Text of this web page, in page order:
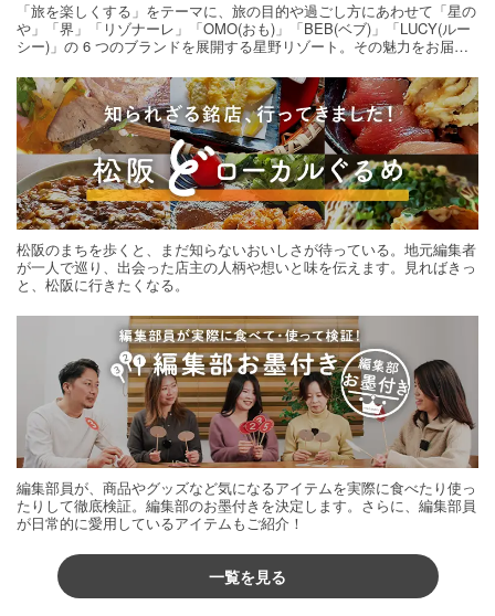
「旅を楽しくする」をテーマに、旅の目的や過ごし方にあわせて「星の
や」「界」「リゾナーレ」「OMO(おも)」「BEB(ベブ)」「LUCY(ルー
シー)」の 6 つのブランドを展開する星野リゾート。その魅力をお届け
松阪のまちを歩くと、まだ知らないおいしさが待っている。地元編集者
が一人で巡り、出会った店主の人柄や想いと味を伝えます。見ればきっ
と、松阪に行きたくなる。
編集部員が、商品やグッズなど気になるアイテムを実際に食べたり使っ
たりして徹底検証。編集部のお墨付きを決定します。さらに、編集部員
が日常的に愛用しているアイテムもご紹介！
一覧を見る